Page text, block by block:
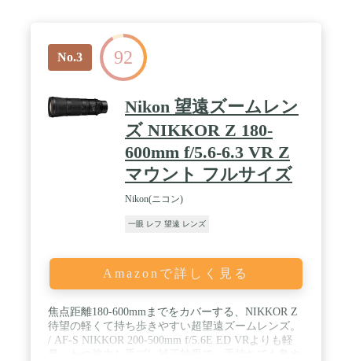
No.3 92
Nikon 望遠ズームレン
ズ NIKKOR Z 180-
600mm f/5.6-6.3 VR Z
マウント フルサイズ
Nikon(ニコン)
一眼 レフ 望遠 レンズ
Amazonで詳しく見る
焦点距離180-600mmまでをカバーする、NIKKOR Z
待望の軽くて持ち歩きやすい超望遠ズームレンズ。
/ AF-S NIKKOR 200-500mm f/5.6E ED VRよりも軽